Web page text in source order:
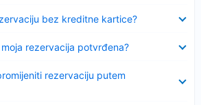
bez kreditne kartice?
rezervacija potvrđena?
rezervaciju putem